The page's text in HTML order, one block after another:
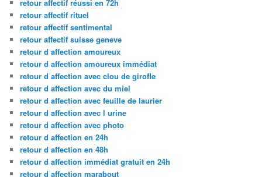
retour affectif réussi en 72h
retour affectif rituel
retour affectif sentimental
retour affectif suisse geneve
retour d affection amoureux
retour d affection amoureux immédiat
retour d affection avec clou de girofle
retour d affection avec du miel
retour d affection avec feuille de laurier
retour d affection avec l urine
retour d affection avec photo
retour d affection en 24h
retour d affection en 48h
retour d affection immédiat gratuit en 24h
retour d affection marabout